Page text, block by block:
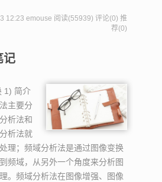
12:23 emouse 阅读(55939) 评论(0) 推
荐(0)
记
1) 简介
主要分
析法和
析法就
理；频域分析法是通过图像变换
频域，从另外一个角度来分析图
。频域分析法在图像增强、图像